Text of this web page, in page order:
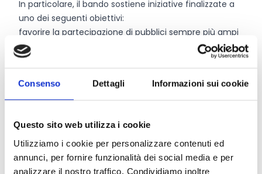
Consenso Dettagli Informazioni sui cookie
Questo sito web utilizza i cookie
Utilizziamo i cookie per personalizzare contenuti ed
annunci, per fornire funzionalità dei social media e per
analizzare il nostro traffico. Condividiamo inoltre
In particolare, il bando sostiene iniziative finalizzate a
uno dei seguenti obiettivi:
favorire la partecipazione di pubblici sempre più ampi
e diversificati (Nuovi pubblici);
promuovere produzioni artistico-culturali che
particolare quelle meno rappresentate nei circuiti
culturali istituzionali (Pluralismo).
CONDIVIDI